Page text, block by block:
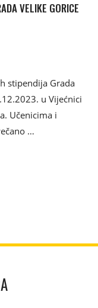
VELIKE GORICE
stipendija Grada
u Vijećnici
Učenicima i
…